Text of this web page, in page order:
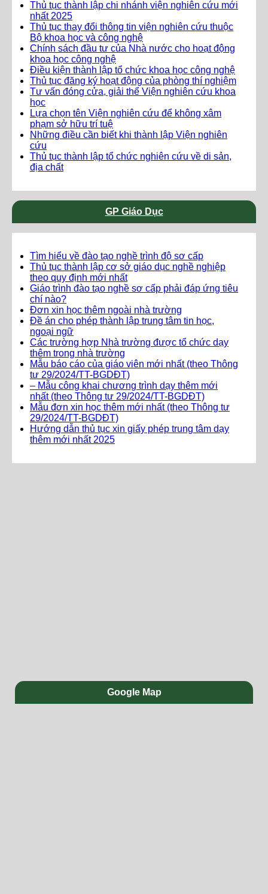
Thủ tục thành lập chi nhánh viện nghiên cứu mới
nhất 2025
Thủ tục thay đổi thông tin viện nghiên cứu thuộc
Bộ khoa học và công nghệ
Chính sách đầu tư của Nhà nước cho hoạt động
khoa học công nghệ
Điều kiện thành lập tổ chức khoa học công nghệ
Thủ tục đăng ký hoạt động của phòng thí nghiệm
Tư vấn đóng cửa, giải thể Viện nghiên cứu khoa
học
Lựa chọn tên Viện nghiên cứu để không xâm
phạm sở hữu trí tuệ
Những điều cần biết khi thành lập Viện nghiên
cứu
Thủ tục thành lập tổ chức nghiên cứu về di sản,
địa chất
GP Giáo Dục
Tìm hiểu về đào tạo nghề trình độ sơ cấp
Thủ tục thành lập cơ sở giáo dục nghề nghiệp
theo quy định mới nhất
Giáo trình đào tạo nghề sơ cấp phải đáp ứng tiêu
chí nào?
Đơn xin học thêm ngoài nhà trường
Đề án cho phép thành lập trung tâm tin học,
ngoại ngữ
Các trường hợp Nhà trường được tổ chức dạy
thêm trong nhà trường
Mẫu báo cáo của giáo viên mới nhất (theo Thông
tư 29/2024/TT-BGDĐT)
– Mẫu công khai chương trình dạy thêm mới
nhất (theo Thông tư 29/2024/TT-BGDĐT)
Mẫu đơn xin học thêm mới nhất (theo Thông tư
29/2024/TT-BGDĐT)
Hướng dẫn thủ tục xin giấy phép trung tâm dạy
thêm mới nhất 2025
Google Map